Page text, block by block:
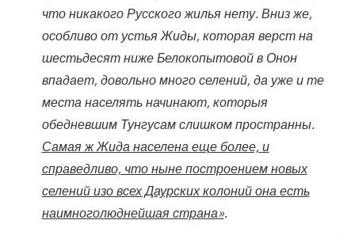
что никакого Русского жилья нету. Вниз же,
особливо от устья Жиды, которая верст на
шестьдесят ниже Белокопытовой в Онон
впадает, довольно много селений, да уже и те
места населять начинают, которыя
обедневшим Тунгусам слишком пространны.
Самая ж Жида населена еще более, и
справедливо, что ныне построением новых
селений изо всех Даурских колоний она есть
наимноголюднейшая страна».